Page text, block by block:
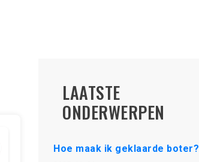
LAATSTE
ONDERWERPEN
Hoe maak ik geklaarde boter?